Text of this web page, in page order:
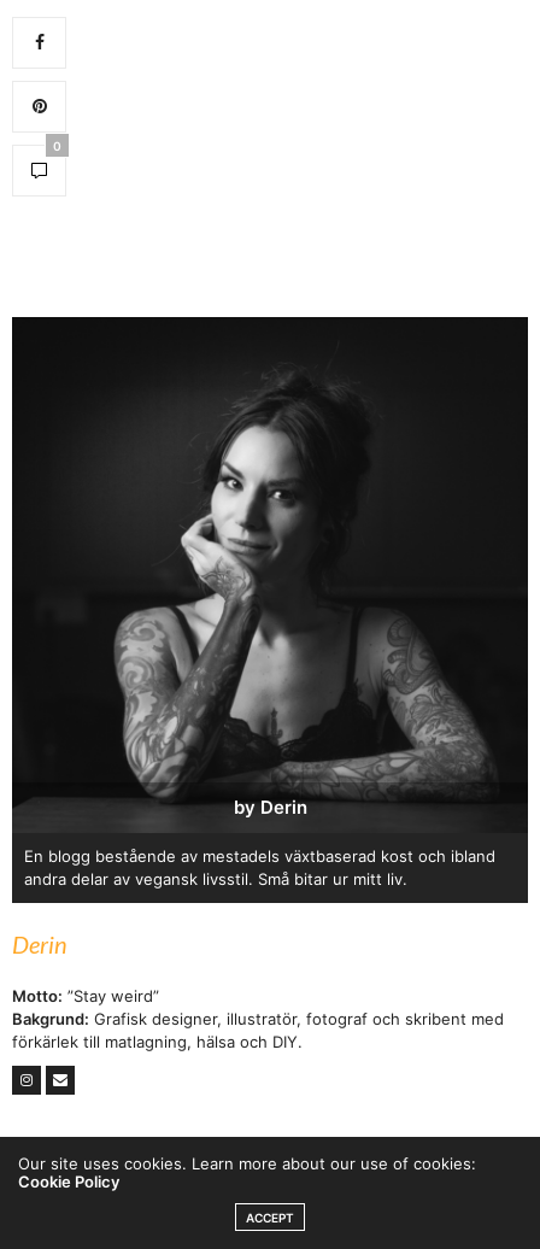
0
by Derin
En blogg bestående av mestadels växtbaserad kost och ibland
andra delar av vegansk livsstil. Små bitar ur mitt liv.
Derin
Motto: ”Stay weird”
Bakgrund: Grafisk designer, illustratör, fotograf och skribent med
förkärlek till matlagning, hälsa och DIY.
Our site uses cookies. Learn more about our use of cookies:
Cookie Policy
ACCEPT